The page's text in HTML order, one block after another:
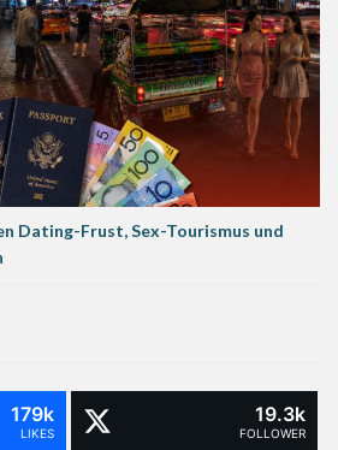
Dating-Frust, Sex-Tourismus und
179k
LIKES
19.3k
FOLLOWER